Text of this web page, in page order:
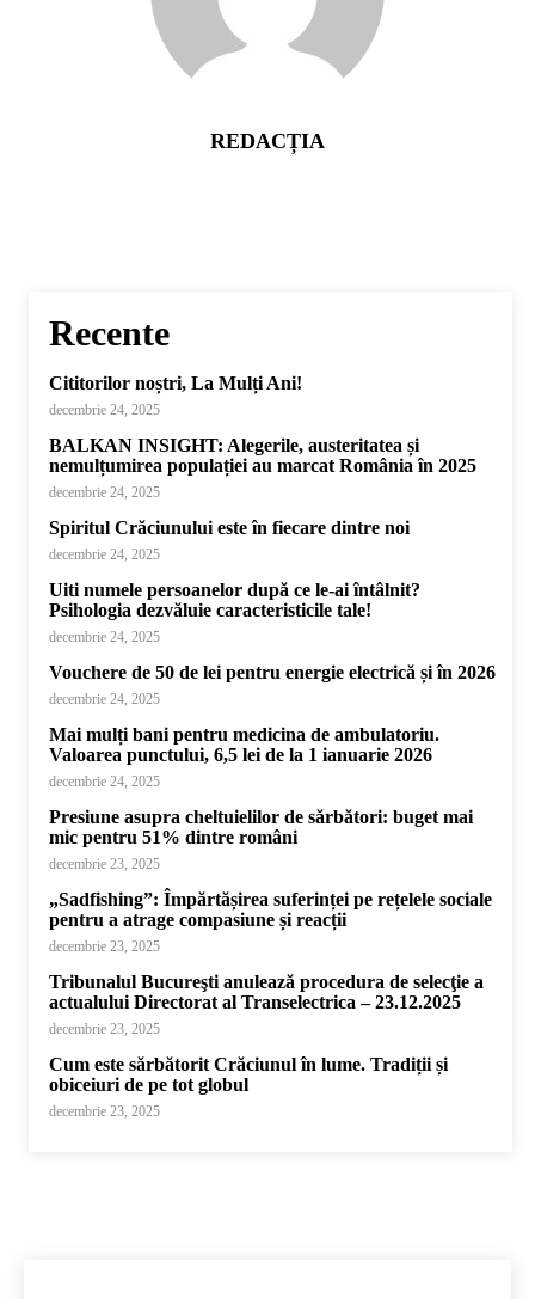
REDACȚIA
Recente
Cititorilor noștri, La Mulți Ani!
decembrie 24, 2025
BALKAN INSIGHT: Alegerile, austeritatea și
nemulțumirea populației au marcat România în 2025
decembrie 24, 2025
Spiritul Crăciunului este în fiecare dintre noi
decembrie 24, 2025
Uiti numele persoanelor după ce le-ai întâlnit?
Psihologia dezvăluie caracteristicile tale!
decembrie 24, 2025
Vouchere de 50 de lei pentru energie electrică și în 2026
decembrie 24, 2025
Mai mulți bani pentru medicina de ambulatoriu.
Valoarea punctului, 6,5 lei de la 1 ianuarie 2026
decembrie 24, 2025
Presiune asupra cheltuielilor de sărbători: buget mai
mic pentru 51% dintre români
decembrie 23, 2025
„Sadfishing”: Împărtășirea suferinței pe rețelele sociale
pentru a atrage compasiune și reacții
decembrie 23, 2025
Tribunalul Bucureşti anulează procedura de selecţie a
actualului Directorat al Transelectrica – 23.12.2025
decembrie 23, 2025
Cum este sărbătorit Crăciunul în lume. Tradiții și
obiceiuri de pe tot globul
decembrie 23, 2025